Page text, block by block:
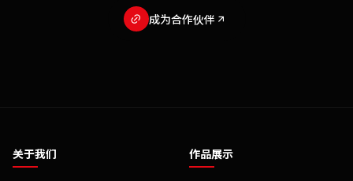
成为合作伙伴
关于我们 作品展示